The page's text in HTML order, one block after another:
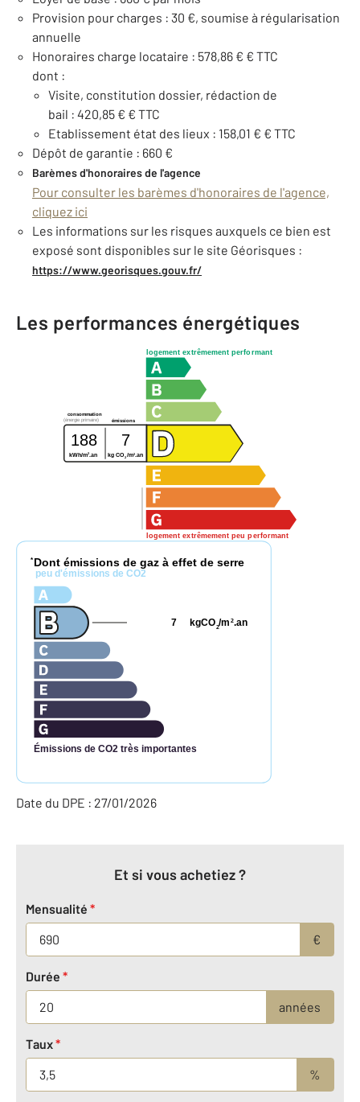
Provision pour charges : 30 €, soumise à régularisation
annuelle
Honoraires charge locataire : 578,86 € € TTC
dont :
Visite, constitution dossier, rédaction de
bail : 420,85 € € TTC
Etablissement état des lieux : 158,01 € € TTC
Dépôt de garantie : 660 €
Barèmes d'honoraires de l'agence
Pour consulter les barèmes d'honoraires de l'agence,
cliquez ici
Les informations sur les risques auxquels ce bien est
exposé sont disponibles sur le site Géorisques :
https://www.georisques.gouv.fr/
Les performances énergétiques
logement extrêmement performant
logement extrêmement peu performant
consommation
émissions
(énergie primaire)
188 7
kWh/m2.an kg CO2 /m2 .an
* Dont émissions de gaz à effet de serre
peu d'émissions de CO2
Émissions de CO2 très importantes
kgCO2/m 2.an
7
Date du DPE : 27/01/2026
Et si vous achetiez ?
Mensualité *
€
Durée *
années
Taux*
%